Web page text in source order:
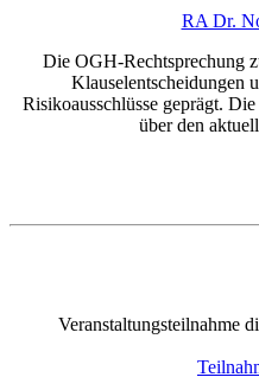
RA Dr.
Die OGH-Rechtsprechung
Klauselentscheidungen
Risikoausschlüsse geprägt.
über den
Veranstaltungsteilnahme